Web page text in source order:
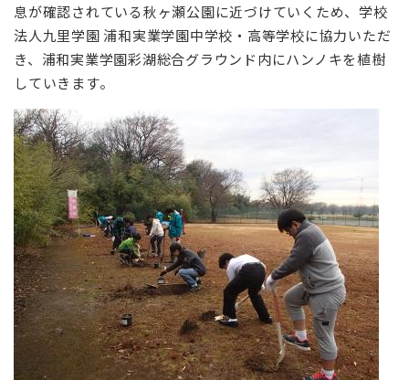
息が確認されている秋ヶ瀬公園に近づけていくため、学校
法人九里学園 浦和実業学園中学校・高等学校に協力いただ
き、浦和実業学園彩湖総合グラウンド内にハンノキを植樹
していきます。